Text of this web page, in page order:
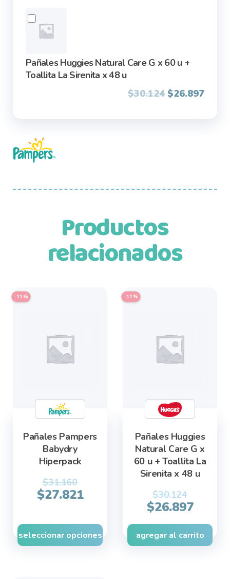
Pañales Huggies Natural Care G x 60 u +
Toallita La Sirenita x 48 u
$30.124 Original
$26.897
Productos
relacionados
Pañales Pampers
Babydry
Hiperpack
-11%
$31.160
$27.821
seleccionar opciones
This
multiple
product
Pañales Huggies
Natural Care G x
60 u + Toallita La
Sirenita x 48 u
-11%
$30.124
Original
price
was:
$30.124.
$26.897
price
is:
agregar al carrito